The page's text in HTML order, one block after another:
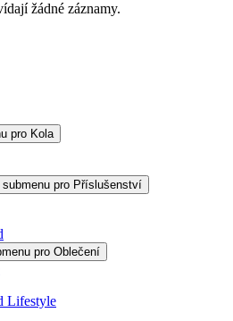
žádné záznamy.
pro Kola
submenu pro Příslušenství
pro Oblečení
Lifestyle